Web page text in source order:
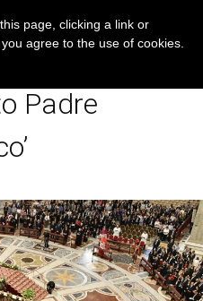
Conferita
Padre
page, clicking a link or
agree to the use of cookies.